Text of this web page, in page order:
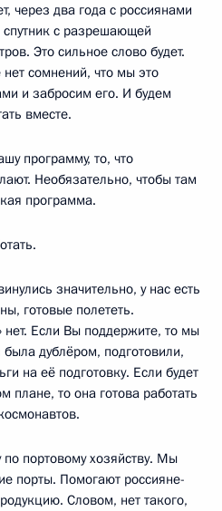
через два года с россиянами
спутник с разрешающей
Это сильное слово будет.
сомнений, что мы это
и забросим его. И будем
вместе.
программу, то, что
Необязательно, чтобы там
программа.
значительно, у нас есть
готовые полететь.
нет. Если Вы поддержите, то мы
была дублёром, подготовили,
на её подготовку. Если будет
то она готова работать
портовому хозяйству. Мы
порты. Помогают россияне-
Словом, нет такого,